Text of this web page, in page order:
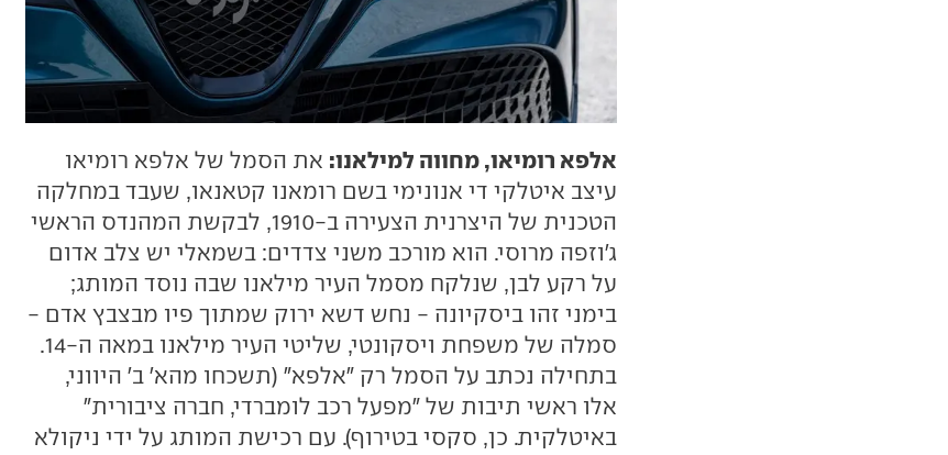
אלפא רומיאו, מחווה למילאנו: את הסמל של אלפא רומיאו
עיצב איטלקי די אנונימי בשם רומאנו קטאנאו, שעבד במחלקה
הטכנית של היצרנית הצעירה ב-1910, לבקשת המהנדס הראשי
ג'וזפה מרוסי. הוא מורכב משני צדדים: בשמאלי יש צלב אדום
על רקע לבן, שנלקח מסמל העיר מילאנו שבה נוסד המותג;
בימני זהו ביסקיונה - נחש דשא ירוק שמתוך פיו מבצבץ אדם -
סמלה של משפחת ויסקונטי, שליטי העיר מילאנו במאה ה-14.
בתחילה נכתב על הסמל רק "אלפא" (תשכחו מהא' ב' היווני,
אלו ראשי תיבות של "מפעל רכב לומברדי, חברה ציבורית"
באיטלקית. כן, סקסי בטירוף). עם רכישת המותג על ידי ניקולא